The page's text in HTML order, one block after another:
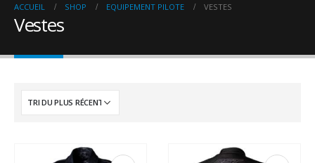
ACCUEIL SHOP EQUIPEMENT PILOTE VESTES
Vestes